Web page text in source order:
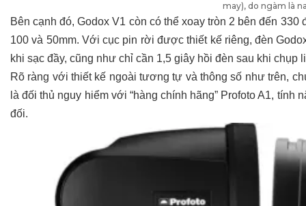
may), do ngàm là
Bên cạnh đó, Godox V1 còn có thể xoay tròn 2 bên đến
100 và 50mm. Với cục pin rời được thiết kế riêng, đèn
khi sạc đầy, cũng như chỉ cần 1,5 giây hồi đèn sau khi chụp
Rõ ràng với thiết kế ngoài tương tự và thông số như trên,
là đối thủ nguy hiểm với “hàng chính hãng” Profoto A1,
đối.